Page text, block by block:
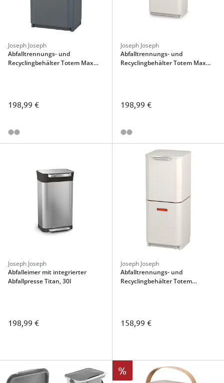
Joseph Joseph
Abfalltrennungs- und
Recyclingbehälter Totem Max
198,99 €
Joseph Joseph
Abfalltrennungs- und
Recyclingbehälter Totem Max
198,99 €
Joseph Joseph
Abfalleimer mit integrierter
Abfallpresse Titan, 30l
198,99 €
Joseph Joseph
Abfalltrennungs- und
Recyclingbehälter Totem
158,99 €
%